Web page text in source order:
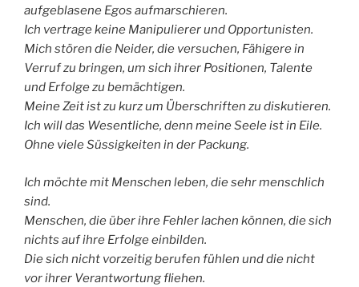
aufgeblasene Egos aufmarschieren.
Ich vertrage keine Manipulierer und Opportunisten.
Mich stören die Neider, die versuchen, Fähigere in
Verruf zu bringen, um sich ihrer Positionen, Talente
und Erfolge zu bemächtigen.
Meine Zeit ist zu kurz um Überschriften zu diskutieren.
Ich will das Wesentliche, denn meine Seele ist in Eile.
Ohne viele Süssigkeiten in der Packung.
Ich möchte mit Menschen leben, die sehr menschlich
sind.
Menschen, die über ihre Fehler lachen können, die sich
nichts auf ihre Erfolge einbilden.
Die sich nicht vorzeitig berufen fühlen und die nicht
vor ihrer Verantwortung fliehen.